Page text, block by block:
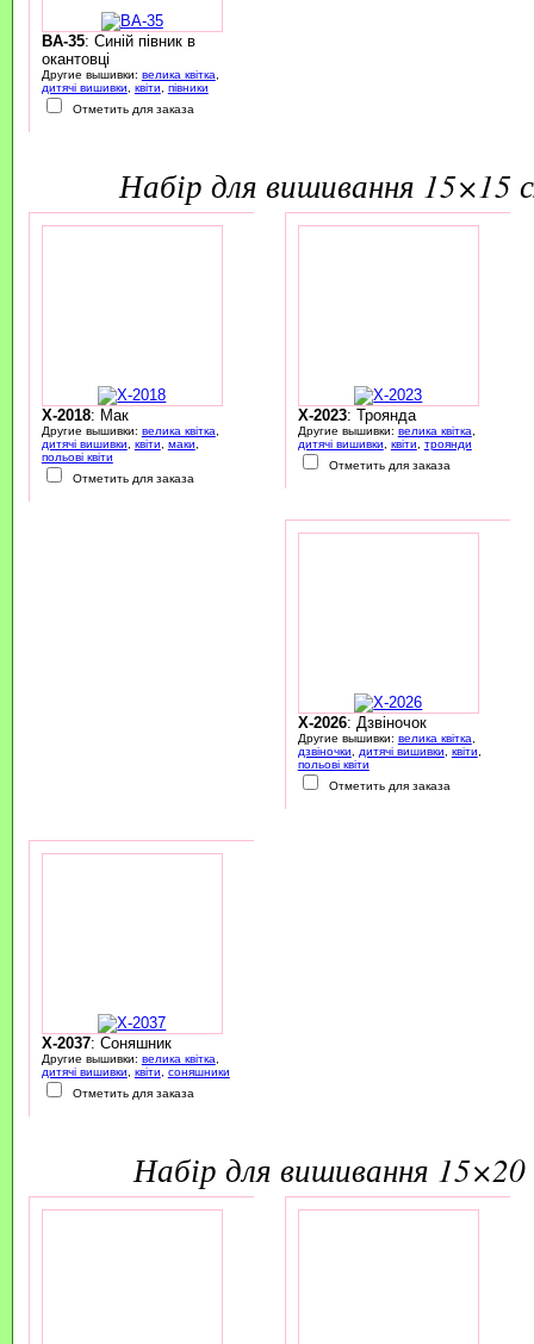
BA-35: Синій півник в
окантовці
Другие вышивки: велика квітка,
дитячі вишивки, квіти, півники
Отметить для заказа
набір для вишивання
X-2018: Мак
Другие вышивки: велика квітка
дитячі вишивки
квіти маки
польові квіти
Отметить для заказа
X-2023: Троянда
Другие вышивки: велика квітка
дитячі вишивки
квіти
троянди
Отметить для заказа
X-2026: Дзвіночок
Другие вышивки: велика квітка
дзвіночки
дитячі вишивки квіти
польові квіти
Отметить для заказа
X-2037: Соняшник
Другие вышивки: велика квітка
дитячі вишивки
квіти
соняшники
Отметить для заказа
набір для вишивання 15×20